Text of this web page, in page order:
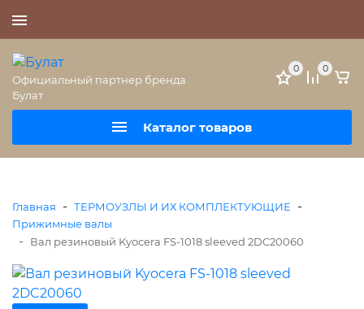
Официальный партнер бренда
Булат
Каталог товаров
0 0
Главная - ТЕРМОУЗЛЫ И ИХ КОМПЛЕКТУЮЩИЕ -
Прижимные валы
- Вал резиновый Kyocera FS-1018 sleeved 2DC20060